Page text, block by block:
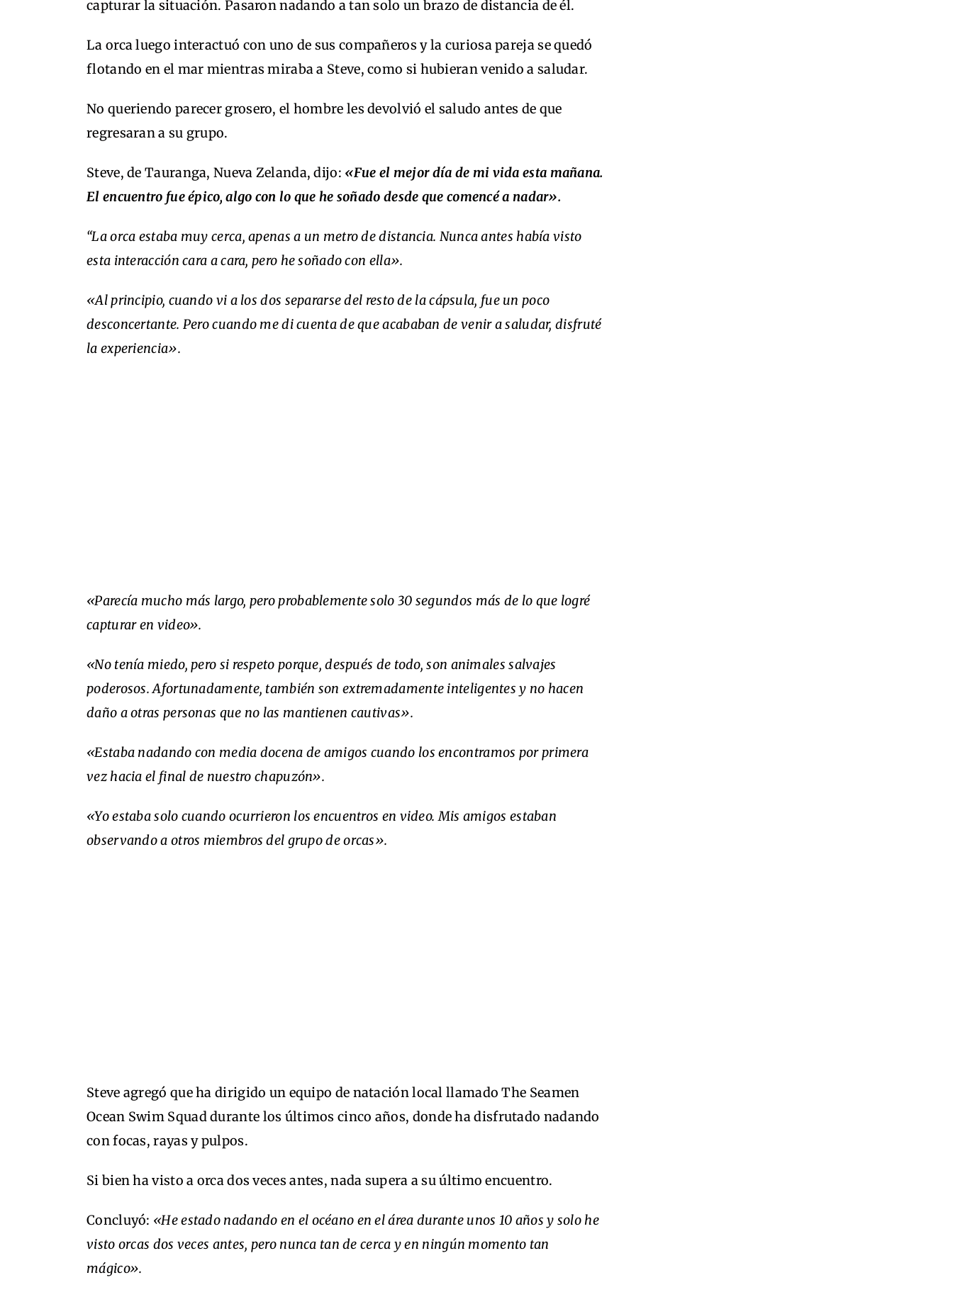
capturar la situación. Pasaron nadando a tan solo un brazo de distancia de él.
La orca luego interactuó con uno de sus compañeros y la curiosa pareja se quedó
flotando en el mar mientras miraba a Steve, como si hubieran venido a saludar.
No queriendo parecer grosero, el hombre les devolvió el saludo antes de que
regresaran a su grupo.
Steve, de Tauranga, Nueva Zelanda, dijo: «Fue el mejor día de mi vida esta mañana.
El encuentro fue épico, algo con lo que he soñado desde que comencé a nadar».
“La orca estaba muy cerca, apenas a un metro de distancia. Nunca antes había visto
esta interacción cara a cara, pero he soñado con ella».
«Al principio, cuando vi a los dos separarse del resto de la cápsula, fue un poco
desconcertante. Pero cuando me di cuenta de que acababan de venir a saludar, disfruté
la experiencia».
«Parecía mucho más largo, pero probablemente solo 30 segundos más de lo que logré
capturar en video».
«No tenía miedo, pero si respeto porque, después de todo, son animales salvajes
poderosos. Afortunadamente, también son extremadamente inteligentes y no hacen
daño a otras personas que no las mantienen cautivas».
«Estaba nadando con media docena de amigos cuando los encontramos por primera
vez hacia el final de nuestro chapuzón».
«Yo estaba solo cuando ocurrieron los encuentros en video. Mis amigos estaban
observando a otros miembros del grupo de orcas».
Steve agregó que ha dirigido un equipo de natación local llamado The Seamen
Ocean Swim Squad durante los últimos cinco años, donde ha disfrutado nadando
con focas, rayas y pulpos.
Si bien ha visto a orca dos veces antes, nada supera a su último encuentro.
Concluyó: «He estado nadando en el océano en el área durante unos 10 años y solo he
visto orcas dos veces antes, pero nunca tan de cerca y en ningún momento tan
mágico».